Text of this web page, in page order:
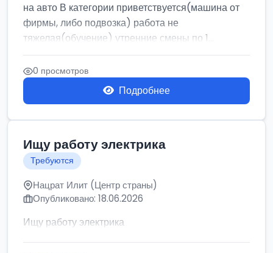
на авто В категории приветствуется(машина от
фирмы, либо подвозка) работа не
тяжелая(обучение) утренние смены по 1...
0 просмотров
Подробнее
Ищу работу электрика
Требуются
Нацрат Илит (Центр страны)
Опубликовано: 18.06.2026
Ищу работу электрика